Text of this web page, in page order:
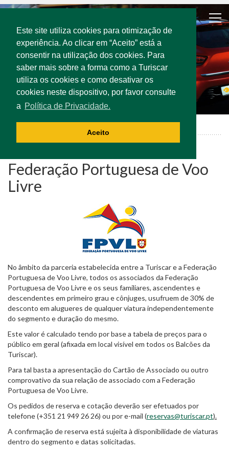
Este site utiliza cookies para otimização de
experiência. Ao clicar em “Aceito” está a
consentir na utilização dos cookies. Para
saber mais sobre a forma como a Turiscar
utiliza os cookies e como desativar os
cookies neste dispositivo, por favor consulte
a Política de Privacidade.
Aceito
Federação Portuguesa de Voo Livre
Federação Portuguesa de Voo
Livre
No âmbito da parceria estabelecida entre a Turiscar e a Federação
Portuguesa de Voo Livre, todos os associados da Federação
Portuguesa de Voo Livre e os seus familiares, ascendentes e
descendentes em primeiro grau e cônjuges, usufruem de 30% de
desconto em alugueres de qualquer viatura independentemente
do segmento e duração do mesmo.
Este valor é calculado tendo por base a tabela de preços para o
público em geral (afixada em local visível em todos os Balcões da
Turiscar).
Para tal basta a apresentação do Cartão de Associado ou outro
comprovativo da sua relação de associado com a Federação
Portuguesa de Voo Livre.
Os pedidos de reserva e cotação deverão ser efetuados por
telefone (+351 21 949 26 26) ou por e-mail (reservas@turiscar.pt).
A confirmação de reserva está sujeita à disponibilidade de viaturas
dentro do segmento e datas solicitadas.